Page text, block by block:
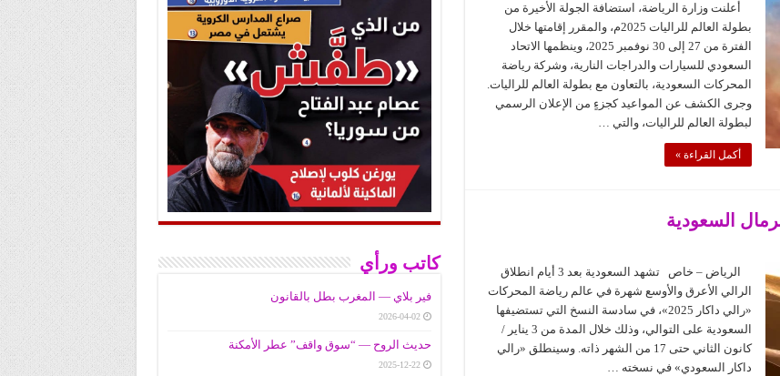
أعلنت وزارة الرياضة، استضافة الجولة الأخيرة من
بطولة العالم للراليات 2025م، والمقرر إقامتها خلال
الفترة من 27 إلى 30 نوفمبر 2025، وينظمها الاتحاد
السعودي للسيارات والدراجات النارية، وشركة رياضة
المحركات السعودية، بالتعاون مع بطولة العالم للراليات.
وجرى الكشف عن المواعيد كجزءٍ من الإعلان الرسمي
لبطولة العالم للراليات، والتي …
أكمل القراءة »
الرياض – خاص تشهد السعودية بعد 3 أيام انطلاق
الرالي الأعرق والأوسع شهرة في عالم رياضة المحركات
«رالي داكار 2025»، في سادسة النسخ التي تستضيفها
السعودية على التوالي، وذلك خلال المدة من 3 يناير /
كانون الثاني حتى 17 من الشهر ذاته. وسينطلق «رالي
داكار السعودي» في نسخته …
كاتب ورأي
فير بلاي — المغرب بطل بالقانون
2026-04-02
حديث الروح — “سوق واقف” عطر الأمكنة
2025-12-22